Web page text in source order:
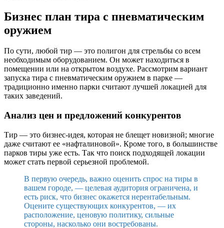
Бизнес план тира с пневматическим
оружием
По сути, любой тир — это полигон для стрельбы со всем
необходимым оборудованием. Он может находиться в
помещении или на открытом воздухе. Рассмотрим вариант
запуска тира с пневматическим оружием в парке —
традиционно именно парки считают лучшей локацией для
таких заведений.
Анализ цен и предложений конкурентов
Тир — это бизнес-идея, которая не блещет новизной; многие
даже считают ее «нафталиновой». Кроме того, в большинстве
парков тиры уже есть. Так что поиск подходящей локации
может стать первой серьезной проблемой.
В первую очередь, важно оценить спрос на тиры в
вашем городе, — целевая аудитория ограничена, и
есть риск, что бизнес окажется нерентабельным.
Оцените существующих конкурентов, — их
расположение, ценовую политику, сильные
стороны, насколько они востребованы.